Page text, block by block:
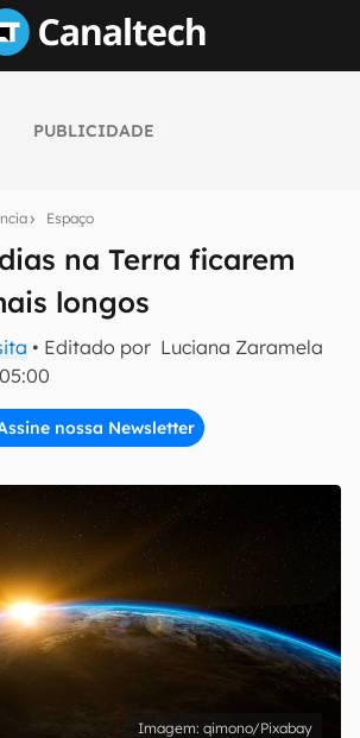
PUBLICIDADE
Espaço
na Terra ficarem
longos
• Editado por Luciana Zaramela
nossa Newsletter
sobre tecnologia em primeira
de Privacidade do Canaltech.
qimono/Pixabay